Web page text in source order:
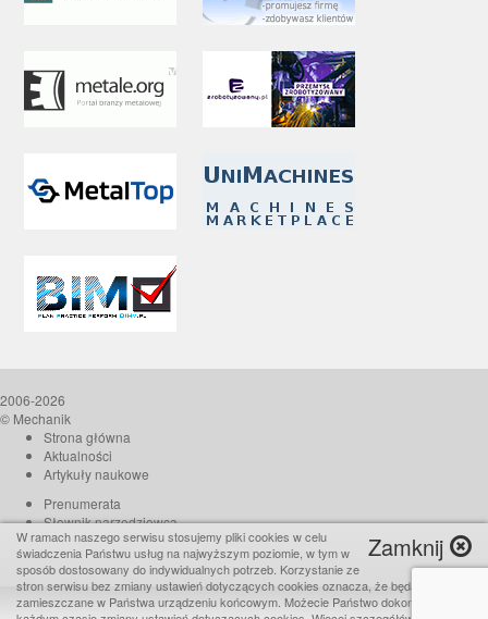
2006-2026
© Mechanik
Strona główna
Aktualności
Artykuły naukowe
Prenumerata
Słownik narzędziowca
O czasopiśmie
Reklama
Kontakt
Zamknij
W ramach naszego serwisu stosujemy pliki cookies w celu
świadczenia Państwu usług na najwyższym poziomie, w tym w
sposób dostosowany do indywidualnych potrzeb. Korzystanie ze
stron serwisu bez zmiany ustawień dotyczących cookies oznacza, że będą one
zamieszczane w Państwa urządzeniu końcowym. Możecie Państwo dokonać w